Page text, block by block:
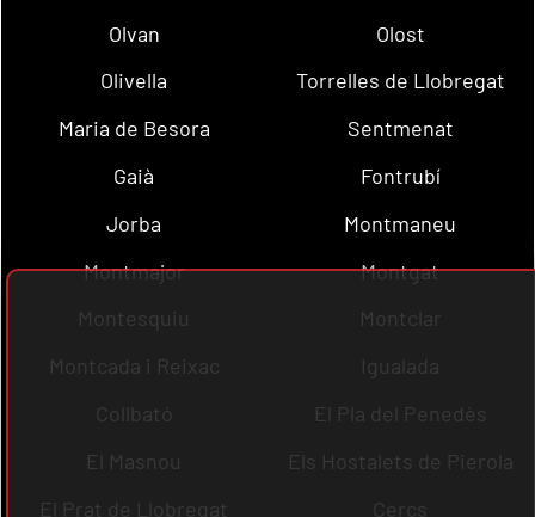
Olvan
Olost
Olivella
Torrelles de Llobregat
Maria de Besora
Sentmenat
Gaià
Fontrubí
Jorba
Montmaneu
Montmajor
Montgat
Montesquiu
Montclar
Montcada i Reixac
Igualada
Collbató
El Pla del Penedès
El Masnou
Els Hostalets de Pierola
El Prat de Llobregat
Cercs